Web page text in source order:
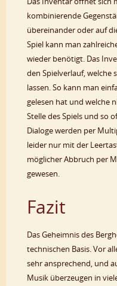
kombinierende
übereinander oder auf
Spiel kann man
wieder benötigt. Das
den Spielverlauf, welche
lassen. So kann man
gelesen hat und welche
Stelle des Spiels und so
Dialoge werden per
leider nur mit der
möglicher Abbruch per
gewesen.
Fazit
Das Geheimnis des
technischen Basis. Vor
sehr ansprechend, und
Musik überzeugen in